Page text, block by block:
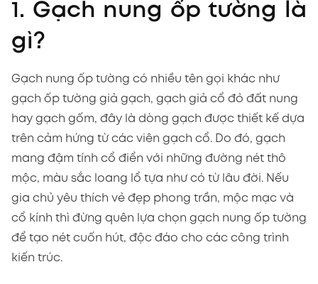
1. Gạch nung ốp tường là
gì?
Gạch nung ốp tường có nhiều tên gọi khác như
gạch ốp tường giả gạch, gạch giả cổ đỏ đất nung
hay gạch gốm, đây là dòng gạch được thiết kế dựa
trên cảm hứng từ các viên gạch cổ. Do đó, gạch
mang đậm tính cổ điển với những đường nét thô
mộc, màu sắc loang lổ tựa như có từ lâu đời. Nếu
gia chủ yêu thích vẻ đẹp phong trần, mộc mạc và
cổ kính thì đừng quên lựa chọn gạch nung ốp tường
để tạo nét cuốn hút, độc đáo cho các công trình
kiến trúc.